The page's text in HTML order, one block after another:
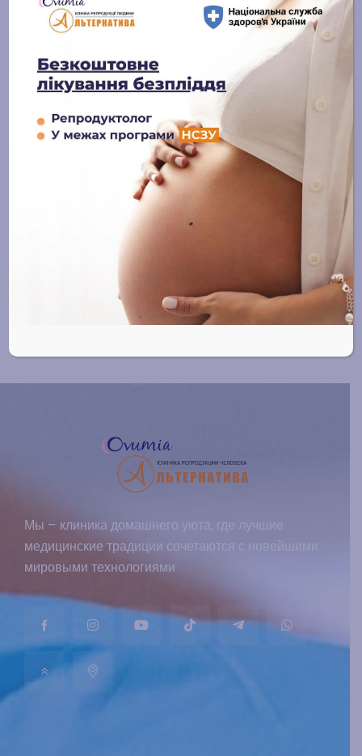
Получить
консультацию или
записаться на прием
Мы – клиника домашнего уюта, где лучшие
медицинские традиции сочетаются с новейшими
мировыми технологиями